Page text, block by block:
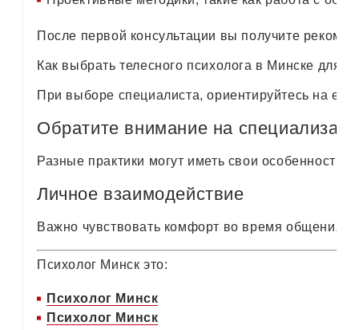
После первой консультации вы получите
Как выбрать телесного психолога в Минске для
При выборе специалиста, ориентируйтесь на
Обратите внимание на
Разные практики могут иметь свои
Личное взаимодействие
Важно чувствовать комфорт во время общения с
Психолог Минск это:
Психолог Минск
Психолог Минск